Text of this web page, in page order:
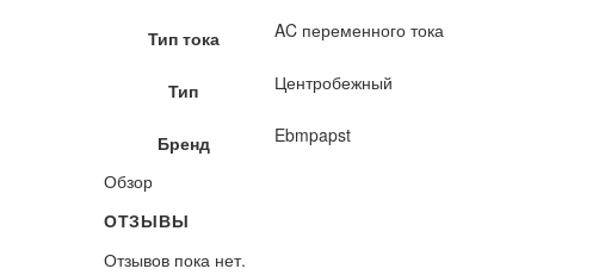
Тип тока AC переменного тока
Тип Центробежный
Бренд
Ebmpapst
Обзор
ОТЗЫВЫ
Отзывов пока нет.